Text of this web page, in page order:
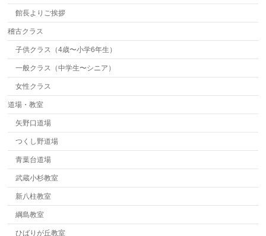
館長よりご挨拶
稽古クラス
子供クラス（4歳〜小学6年生）
一般クラス（中学生〜シニア）
女性クラス
道場・教室
矢野口道場
つくし野道場
青葉台道場
武蔵小杉教室
新八柱教室
綱島教室
ひばりが丘教室